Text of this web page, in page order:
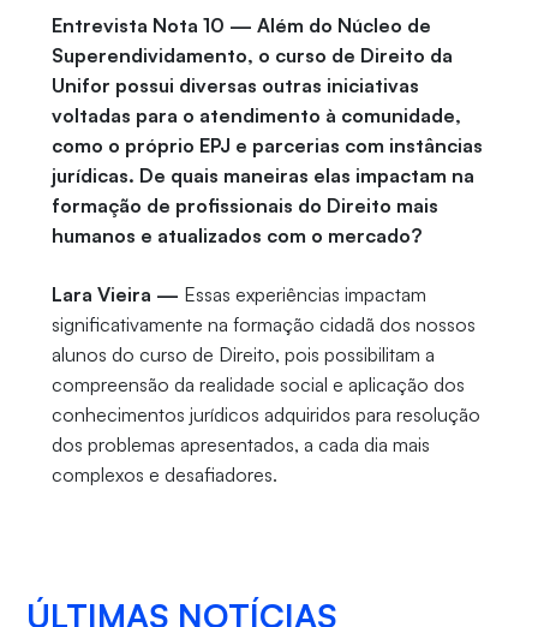
Entrevista Nota 10 — Além do Núcleo de
Superendividamento, o curso de Direito da
Unifor possui diversas outras iniciativas
voltadas para o atendimento à comunidade,
como o próprio EPJ e parcerias com instâncias
jurídicas. De quais maneiras elas impactam na
formação de profissionais do Direito mais
humanos e atualizados com o mercado?
Lara Vieira — Essas experiências impactam
significativamente na formação cidadã dos nossos
alunos do curso de Direito, pois possibilitam a
compreensão da realidade social e aplicação dos
conhecimentos jurídicos adquiridos para resolução
dos problemas apresentados, a cada dia mais
complexos e desafiadores.
ÚLTIMAS NOTÍCIAS